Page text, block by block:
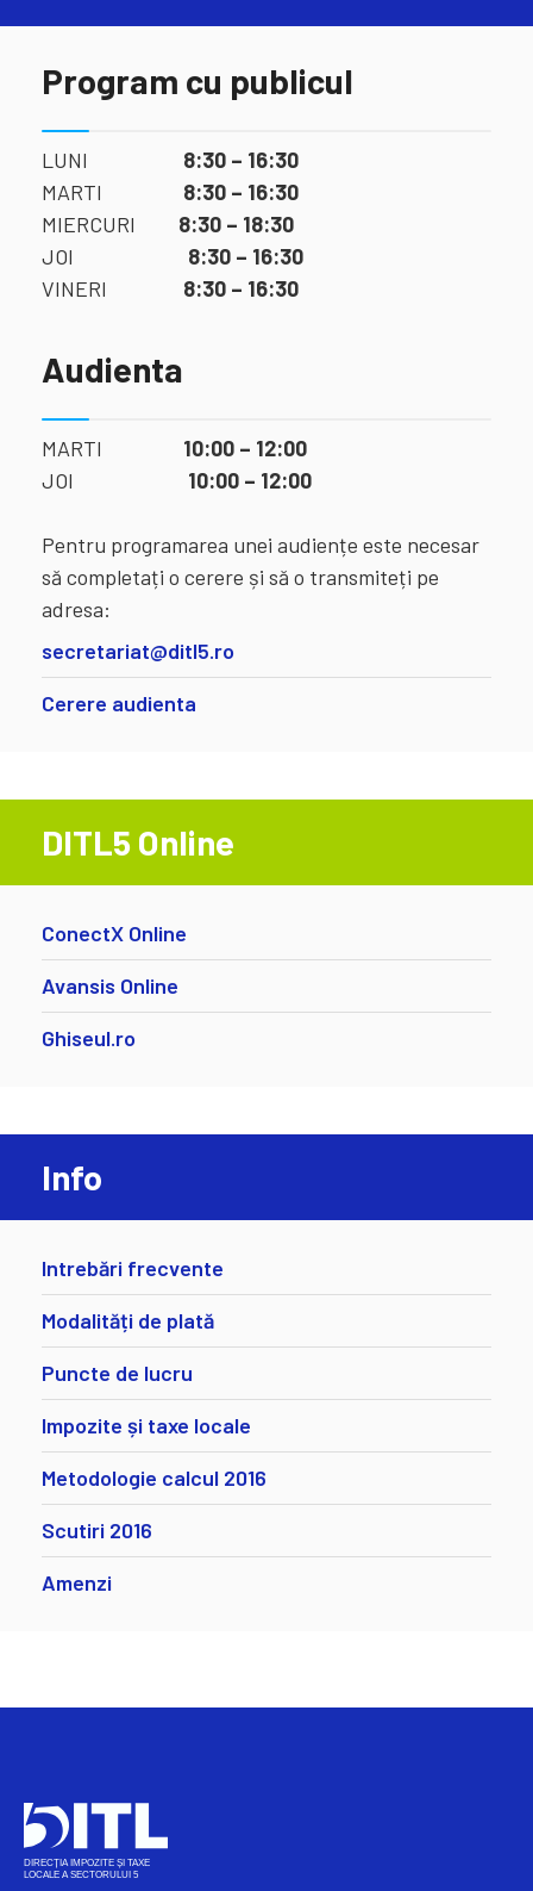
Program cu publicul
LUNI 8:30 – 16:30
MARTI 8:30 – 16:30
MIERCURI 8:30 – 18:30
JOI 8:30 – 16:30
VINERI 8:30 – 16:30
Audienta
MARTI 10:00 – 12:00
JOI 10:00 – 12:00
Pentru programarea unei audiențe este necesar
să completați o cerere și să o transmiteți pe
adresa:
secretariat@ditl5.ro
Cerere audienta
DITL5 Online
ConectX Online
Avansis Online
Ghiseul.ro
Info
Intrebări frecvente
Modalități de plată
Puncte de lucru
Impozite și taxe locale
Metodologie calcul 2016
Scutiri 2016
Amenzi